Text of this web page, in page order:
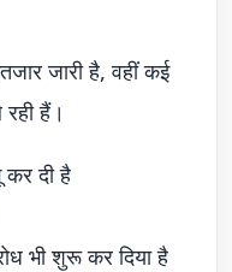
जारी है, वहीं कई
हैं।
कर दी है
भी शुरू कर दिया है